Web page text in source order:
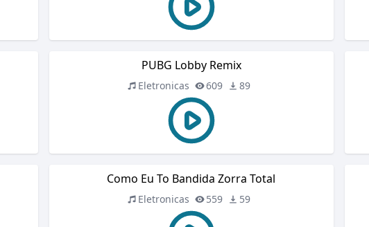
PUBG Lobby Remix
Eletronicas 609 89
Como Eu To Bandida Zorra Total
Eletronicas 559 59